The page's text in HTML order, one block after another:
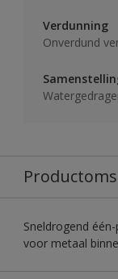
Verdunning
Onverdund
Sneldrogend
voor metaal